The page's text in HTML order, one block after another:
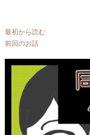
最初から読む
前回のお話